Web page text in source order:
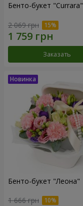
Бенто-букет "Currara"
2 069 грн
Заказать
Бенто-букет "Леона"
1 666 грн